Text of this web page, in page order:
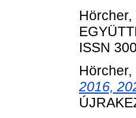
Hörcher,
ISSN
Hörcher,
2016,